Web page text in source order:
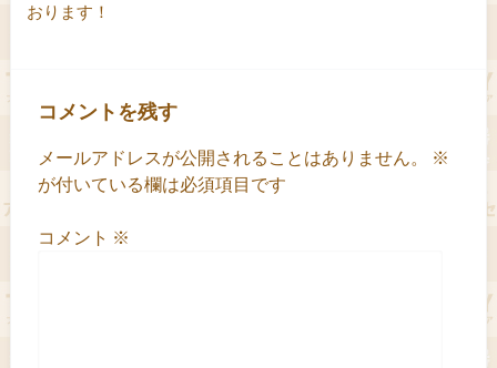
おります！
コメントを残す
メールアドレスが公開されることはありません。
※
が付いている欄は必須項目です
コメント ※